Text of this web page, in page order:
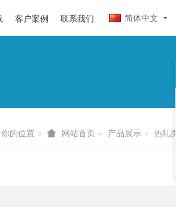
简体中文
客户案例 联系我们
你的位置 网站首页 产品展示 热轧类